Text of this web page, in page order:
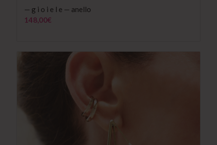
— g i o i e l e — anello
148,00€